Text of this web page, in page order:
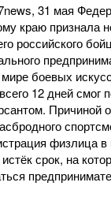
31 мая
краю признала
российского
боевых
12 дней смог
Причиной
физлица
срок, на